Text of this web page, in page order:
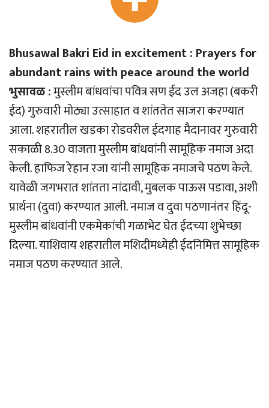
Bhusawal Bakri Eid in excitement : Prayers for
abundant rains with peace around the world
भुसावळ :मुस्लीम बांधवांचा पवित्र सण ईद उल अजहा (बकरी
ईद) गुरुवारी मोठ्या उत्साहात व शांततेत साजरा करण्यात
आला. शहरातील खडका रोडवरील ईदगाह मैदानावर गुरुवारी
सकाळी 8.30 वाजता मुस्लीम बांधवांनी सामूहिक नमाज अदा
केली. हाफिज रेहान रजा यांनी सामूहिक नमाजचे पठण केले.
यावेळी जगभरात शांतता नांदावी, मुबलक पाऊस पडावा, अशी
प्रार्थना (दुवा) करण्यात आली. नमाज व दुवा पठणानंतर हिंदू-
मुस्लीम बांधवांनी एकमेकांची गळाभेट घेत ईदच्या शुभेच्छा
दिल्या. याशिवाय शहरातील मशिदीमध्येही ईदनिमित्त सामूहिक
नमाज पठण करण्यात आले.